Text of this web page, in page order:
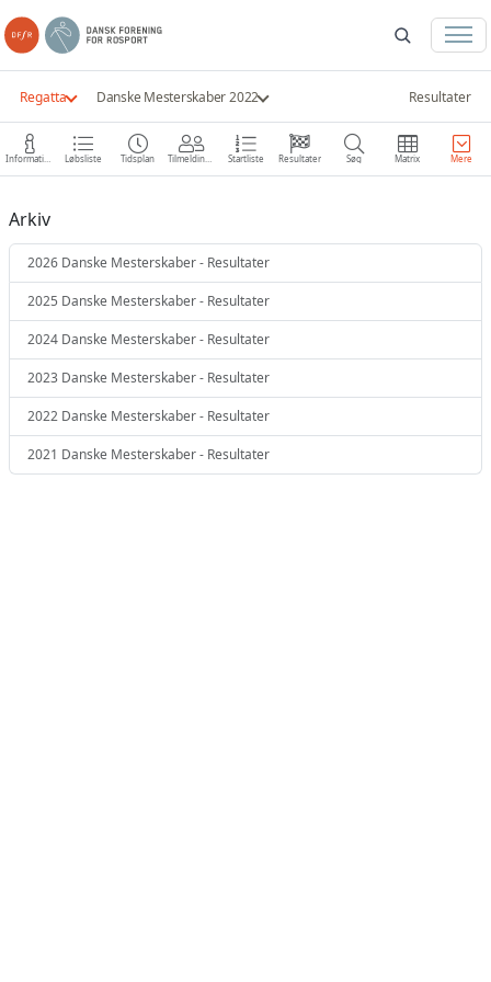
Regatta Danske Mesterskaber 2022 Resultater
Information Løbsliste Tidsplan Tilmeldinger Startliste Resultater Søg Matrix Mere
Arkiv
2026 Danske Mesterskaber - Resultater
2025 Danske Mesterskaber - Resultater
2024 Danske Mesterskaber - Resultater
2023 Danske Mesterskaber - Resultater
2022 Danske Mesterskaber - Resultater
2021 Danske Mesterskaber - Resultater